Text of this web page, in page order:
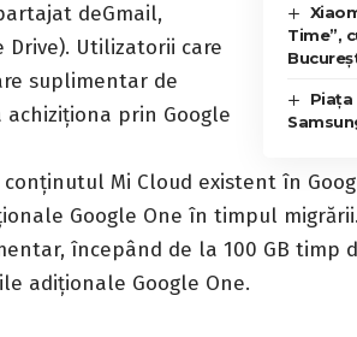
Time”,
Piața
deGmail,
Drive). Utilizatorii care
suplimentar de
achiziționa prin Google
Mi Cloud existent în
Google One în timpul
începând de la 100 GB timp
adiționale Google One.